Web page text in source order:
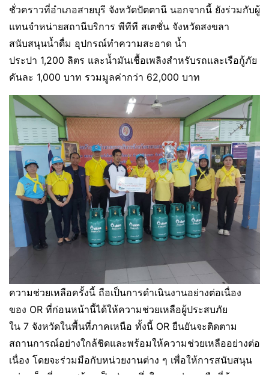
ชั่วคราวที่อำเภอสายบุรี จังหวัดปัตตานี นอกจากนี้ ยังร่วมกับผู้
แทนจำหน่ายสถานีบริการ พีทีที สเตชั่น จังหวัดสงขลา
สนับสนุนน้ำดื่ม อุปกรณ์ทำความสะอาด น้ำ
ประปา 1,200 ลิตร และน้ำมันเชื้อเพลิงสำหรับรถและเรือกู้ภัย
คันละ 1,000 บาท รวมมูลค่ากว่า 62,000 บาท
ความช่วยเหลือครั้งนี้ ถือเป็นการดำเนินงานอย่างต่อเนื่อง
ของ OR ที่ก่อนหน้านี้ได้ให้ความช่วยเหลือผู้ประสบภัย
ใน 7 จังหวัดในพื้นที่ภาคเหนือ ทั้งนี้ OR ยืนยันจะติดตาม
สถานการณ์อย่างใกล้ชิดและพร้อมให้ความช่วยเหลืออย่างต่อ
เนื่อง โดยจะร่วมมือกับหน่วยงานต่าง ๆ เพื่อให้การสนับสนุน